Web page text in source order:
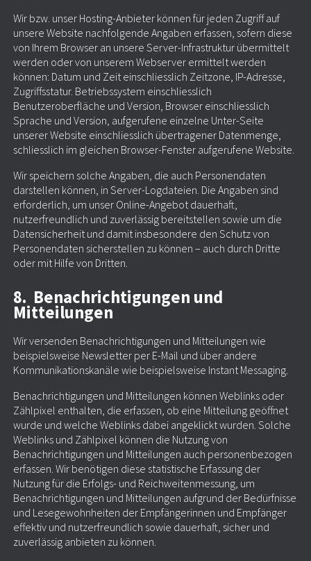
Wir bzw. unser Hosting-Anbieter können für jeden Zugriff auf
unsere Website nachfolgende Angaben erfassen, sofern diese
von Ihrem Browser an unsere Server-Infrastruktur übermittelt
werden oder von unserem Webserver ermittelt werden
können: Datum und Zeit einschliesslich Zeitzone, IP-Adresse,
Zugriffsstatur. Betriebssystem einschliesslich
Benutzeroberfläche und Version, Browser einschliesslich
Sprache und Version, aufgerufene einzelne Unter-Seite
unserer Website einschliesslich übertragener Datenmenge,
schliesslich im gleichen Browser-Fenster aufgerufene Website.
Wir speichern solche Angaben, die auch Personendaten
darstellen können, in Server-Logdateien. Die Angaben sind
erforderlich, um unser Online-Angebot dauerhaft,
nutzerfreundlich und zuverlässig bereitstellen sowie um die
Datensicherheit und damit insbesondere den Schutz von
Personendaten sicherstellen zu können – auch durch Dritte
oder mit Hilfe von Dritten.
8. Benachrichtigungen und
Mitteilungen
Wir versenden Benachrichtigungen und Mitteilungen wie
beispielsweise Newsletter per E-Mail und über andere
Kommunikationskanäle wie beispielsweise Instant Messaging.
Benachrichtigungen und Mitteilungen können Weblinks oder
Zählpixel enthalten, die erfassen, ob eine Mitteilung geöffnet
wurde und welche Weblinks dabei angeklickt wurden. Solche
Weblinks und Zählpixel können die Nutzung von
Benachrichtigungen und Mitteilungen auch personenbezogen
erfassen. Wir benötigen diese statistische Erfassung der
Nutzung für die Erfolgs- und Reichweitenmessung, um
Benachrichtigungen und Mitteilungen aufgrund der Bedürfnisse
und Lesegewohnheiten der Empfängerinnen und Empfänger
effektiv und nutzerfreundlich sowie dauerhaft, sicher und
zuverlässig anbieten zu können.